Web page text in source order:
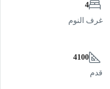
4
غرف النوم
4100
قدم